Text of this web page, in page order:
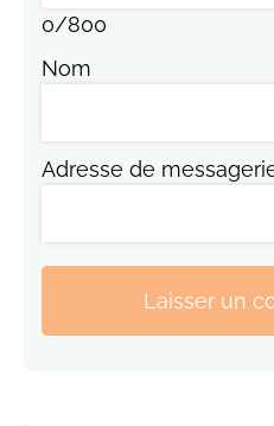
0/800
Nom
Adresse de
Laisser un